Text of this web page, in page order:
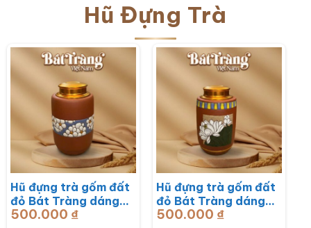
Hũ Đựng Trà
Hũ đựng trà gốm đất
đỏ Bát Tràng dáng
trụ hoạ tiết hoa mai
500.000 ₫
Hũ đựng trà gốm đất
đỏ Bát Tràng dáng
trụ hoạ tiết hoa sen
500.000 ₫